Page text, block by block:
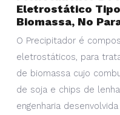
Eletrostático Tipo
Biomassa, No
O Precipitador é
eletrostáticos, para
de biomassa cujo
de soja e chips de
engenharia